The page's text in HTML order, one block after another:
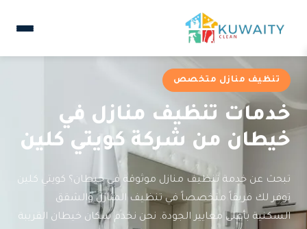
تنظيف منازل متخصص
خدمات تنظيف منازل في
خيطان من شركة كويتي كلين
تبحث عن خدمة تنظيف منازل موثوقة في خيطان؟ كويتي كلين
توفر لك فريقاً متخصصاً في تنظيف المنازل والشقق
السكنية بأعلى معايير الجودة. نحن نخدم سكان خيطان القريبة